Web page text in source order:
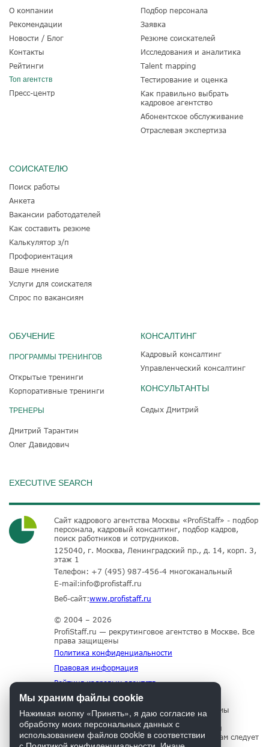
О компании
Рекомендации
Новости / Блог
Контакты
Рейтинги
Топ агентств
Пресс-центр
Подбор персонала
Заявка
Резюме соискателей
Исследования и аналитика
Talent mapping
Тестирование и оценка
Как правильно выбрать
кадровое агентство
Абонентское обслуживание
Отраслевая экспертиза
СОИСКАТЕЛЮ
Поиск работы
Анкета
Вакансии работодателей
Как составить резюме
Калькулятор з/п
Профориентация
Ваше мнение
Услуги для соискателя
Спрос по вакансиям
ОБУЧЕНИЕ
ПРОГРАММЫ ТРЕНИНГОВ
Открытые тренинги
Корпоративные тренинги
ТРЕНЕРЫ
Дмитрий Тарантин
Олег Давидович
КОНСАЛТИНГ
Кадровый консалтинг
Управленческий консалтинг
КОНСУЛЬТАНТЫ
Седых Дмитрий
EXECUTIVE SEARCH
Сайт кадрового агентства Москвы «ProfiStaff» - подбор
персонала, кадровый консалтинг, подбор кадров,
поиск работников и сотрудников.
125040, г. Москва, Ленинградский пр., д. 14, корп. 3,
этаж 1
Телефон: +7 (495) 987-456-4 многоканальный
E-mail:info@profistaff.ru
Веб-сайт:www.profistaff.ru
© 2004 – 2026
ProfiStaff.ru — рекрутинговое агентство в Москве. Все
права защищены
Политика конфиденциальности
Правовая информация
Рейтинг кадровых агентств
Для нормального функционирования сайта мы
используем технологию Cookies, собираем
информацию об IP адресе и местоположении
посетителей. Если Вы не согласны с этим, Вам следует
Мы храним файлы cookie
Нажимая кнопку «Принять», я даю согласие на
обработку моих персональных данных с
использованием файлов cookie в соответствии